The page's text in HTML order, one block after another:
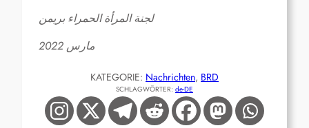
لجنة المرأة الحمراء بريمن
مارس 2022
KATEGORIE: Nachrichten, BRD
SCHLAGWÖRTER: de-DE